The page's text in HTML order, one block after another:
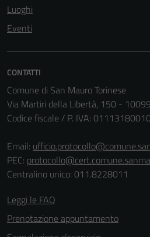
Luoghi
Eventi
CONTATTI
Comune di San Mauro Torinese
Via Martiri della Libertà, 150 -
Codice fiscale / P. IVA: 01113180010
Email:
PEC:
Centralino unico: 011.8228011
Leggi le FAQ
Prenotazione appuntamento